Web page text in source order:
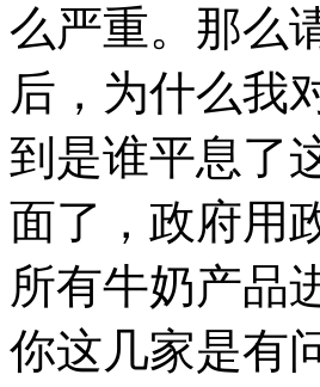
么严重。那么
后，为什么我
到是谁平息了
面了，政府用
所有牛奶产品
你这几家是有